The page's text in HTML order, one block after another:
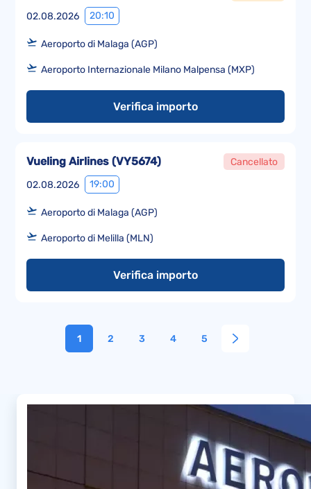
02.08.2026 20:10
Aeroporto di Malaga (AGP)
Aeroporto Internazionale Milano Malpensa (MXP)
Verifica importo
02.08.2026 19:00
Vueling Airlines (VY5674) Cancellato
Aeroporto di Malaga (AGP)
Aeroporto di Melilla (MLN)
Verifica importo
1 2 3 4 5